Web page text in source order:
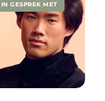
IN GESPREK MET